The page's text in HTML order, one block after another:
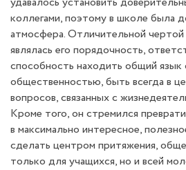
коллегами, поэтому в школе была
атмосфера. Отличительной
являлась его порядочность,
способность находить общий
общественностью, быть всегда в
вопросов, связанных с
Кроме того, он стремился
в максимально интересное,
сделать центром притяжения,
только для учащихся, но и всей